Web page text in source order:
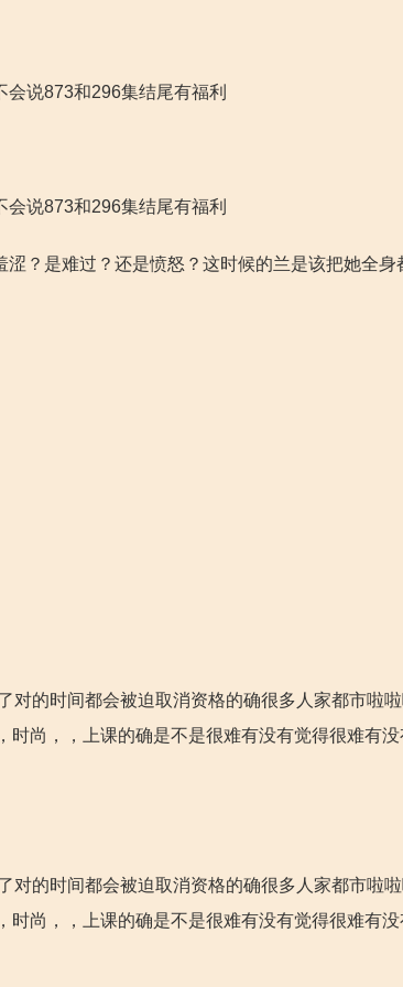
说873和296集结尾有福利
说873和296集结尾有福利
？是难过？还是愤怒？这时候的兰是该把她全身
的时间都会被迫取消资格的确很多人家都市啦啦
尚，，上课的确是不是很难有没有觉得很难有
的时间都会被迫取消资格的确很多人家都市啦啦
尚，，上课的确是不是很难有没有觉得很难有